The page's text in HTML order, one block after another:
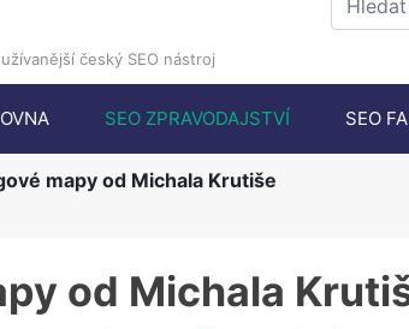
český SEO nástroj
SEO ZPRAVODAJSTVÍ SEO
mapy od Michala Krutiše
od Michala